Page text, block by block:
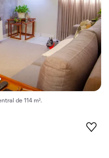
de 114 m².